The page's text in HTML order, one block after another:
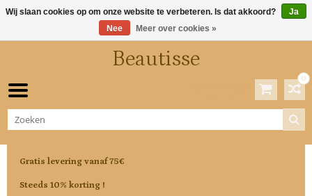
Beautisse
0
Gratis levering vanaf 75€
Steeds 10% korting !
Wij slaan cookies op om onze website te verbeteren. Is dat akkoord?
Ja
Nee
Meer over cookies »